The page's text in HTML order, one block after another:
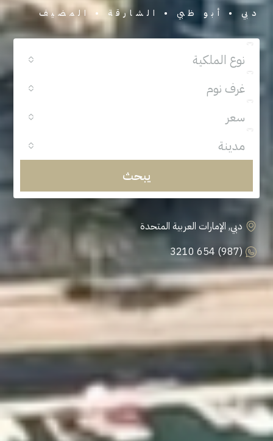
دبي • أبو ظبي • الشارقة • المضيف
نوع الملكية
غرف نوم
سعر
مدينة
يبحث
دبي, الإمارات العربية المتحدة
(987) 654 3210